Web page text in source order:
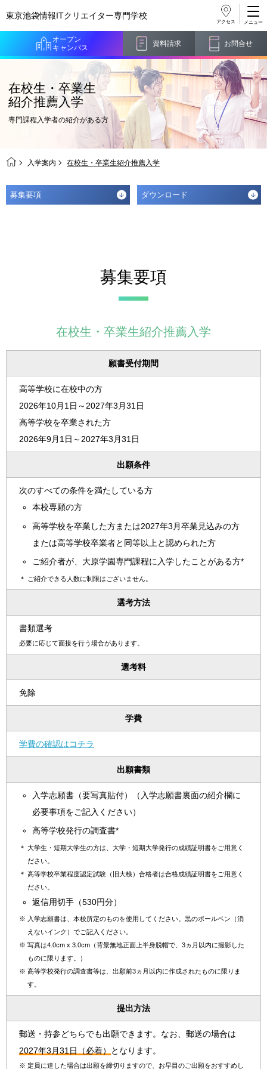
東京池袋情報ITクリエイター専門学校
オープン
キャンパス
資料請求 お問合せ
アクセス
在校生・卒業生
紹介推薦入学
専門課程入学者の紹介がある方
入学案内 在校生・卒業生紹介推薦入学
募集要項 ダウンロード
募集要項
在校生・卒業生紹介推薦入学
願書受付期間
高等学校に在校中の方
2026年10月1日～2027年3月31日
高等学校を卒業された方
2026年9月1日～2027年3月31日
出願条件
次のすべての条件を満たしている方
本校専願の方
高等学校を卒業した方または2027年3月卒業見込みの方
または高等学校卒業者と同等以上と認められた方
ご紹介者が、大原学園専門課程に入学したことがある方*
＊ ご紹介できる人数に制限はございません。
選考方法
書類選考
必要に応じて面接を行う場合があります。
選考料
免除
学費
学費の確認はコチラ
出願書類
入学志願書（要写真貼付）（入学志願書裏面の紹介欄に
必要事項をご記入ください）
高等学校発行の調査書*
＊ 大学生・短期大学生の方は、大学・短期大学発行の成績証明書をご用意く
ださい。
＊ 高等学校卒業程度認定試験（旧大検）合格者は合格成績証明書をご用意く
ださい。
返信用切手（530円分）
※ 入学志願書は、本校所定のものを使用してください。黒のボールペン（消
えないインク）でご記入ください。
※ 写真は4.0cm x 3.0cm（背景無地正面上半身脱帽で、3ヵ月以内に撮影した
ものに限ります。）
※ 高等学校発行の調査書等は、出願前3ヵ月以内に作成されたものに限りま
す。
提出方法
郵送・持参どちらでも出願できます。なお、郵送の場合は
2027年3月31日（必着）
となります。
※ 定員に達した場合は出願を締切りますので、お早目のご出願をおすすめし